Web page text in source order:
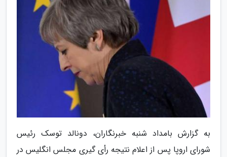
به گزارش بامداد شنبه خبرنگاران، دونالد توسک رئیس
شورای اروپا پس از اعلام نتیجه رأی گیری مجلس انگلیس در